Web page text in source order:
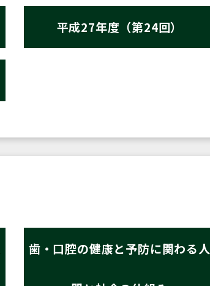
平成27年度（第24回）
歯・口腔の健康と予防に関わる人